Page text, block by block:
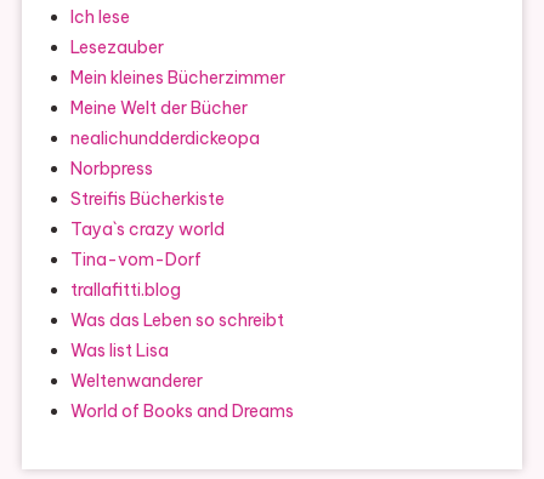
Ich lese
Lesezauber
Mein kleines Bücherzimmer
Meine Welt der Bücher
nealichundderdickeopa
Norbpress
Streifis Bücherkiste
Taya`s crazy world
Tina-vom-Dorf
trallafitti.blog
Was das Leben so schreibt
Was list Lisa
Weltenwanderer
World of Books and Dreams